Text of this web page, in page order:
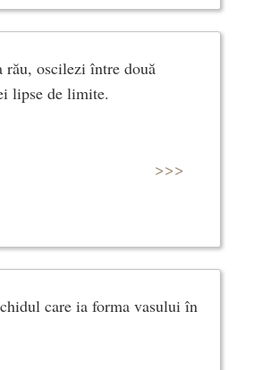
rău, oscilezi între două
lipse de limite.
>>>
care ia forma vasului în